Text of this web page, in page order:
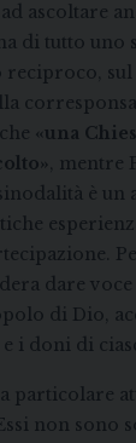
ascoltare
di tutto uno
reciproco, sul
«una
, mentre
è un
dare voce
di Dio,
i doni di
particolare
Essi non sono